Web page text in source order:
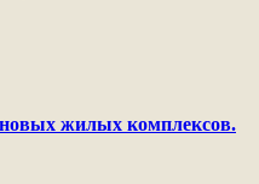
жилых комплексов.